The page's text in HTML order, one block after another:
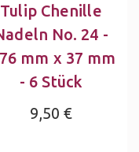
Tulip Chenille
No. 24 -
mm x 37 mm
- 6 Stück
9,50 €